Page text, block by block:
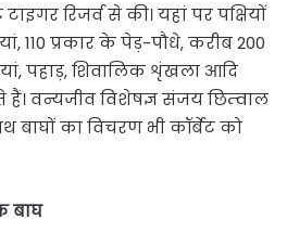
रिजर्व से की। यहां पर पक्षियों
110 प्रकार के पेड़-पौधे, करीब 200
पहाड़, शिवालिक शृंखला आदि
हैं। वन्यजीव विशेषज्ञ संजय छिम्वाल
का विचरण भी कॉर्बेट को
बाघ